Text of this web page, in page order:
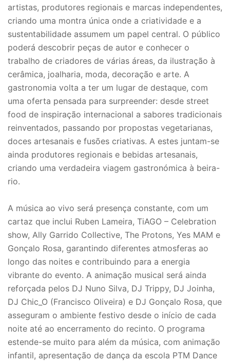
artistas, produtores regionais e marcas independentes,
criando uma montra única onde a criatividade e a
sustentabilidade assumem um papel central. O público
poderá descobrir peças de autor e conhecer o
trabalho de criadores de várias áreas, da ilustração à
cerâmica, joalharia, moda, decoração e arte. A
gastronomia volta a ter um lugar de destaque, com
uma oferta pensada para surpreender: desde street
food de inspiração internacional a sabores tradicionais
reinventados, passando por propostas vegetarianas,
doces artesanais e fusões criativas. A estes juntam-se
ainda produtores regionais e bebidas artesanais,
criando uma verdadeira viagem gastronómica à beira-
rio.
A música ao vivo será presença constante, com um
cartaz que inclui Ruben Lameira, TiAGO – Celebration
show, Ally Garrido Collective, The Protons, Yes MAM e
Gonçalo Rosa, garantindo diferentes atmosferas ao
longo das noites e contribuindo para a energia
vibrante do evento. A animação musical será ainda
reforçada pelos DJ Nuno Silva, DJ Trippy, DJ Joinha,
DJ Chic_O (Francisco Oliveira) e DJ Gonçalo Rosa, que
asseguram o ambiente festivo desde o início de cada
noite até ao encerramento do recinto. O programa
estende-se muito para além da música, com animação
infantil, apresentação de dança da escola PTM Dance